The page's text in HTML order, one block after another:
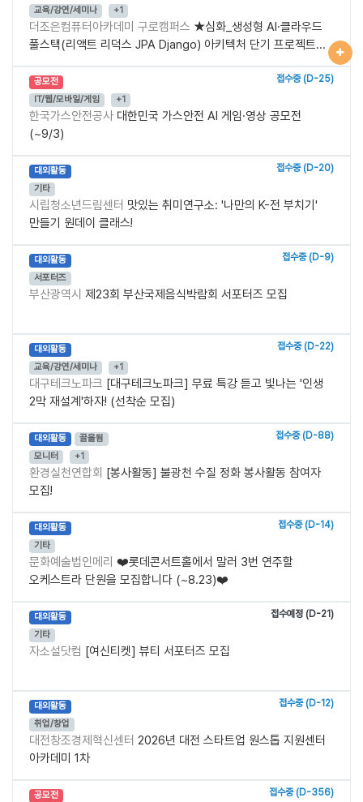
교육/강연/세미나
+1
더조은컴퓨터아카데미 구로캠퍼스 ★심화_생성형 AI·클라우드
풀스택(리액트 리덕스 JPA Django) 아키텍처 단기 프로젝트...
공모전
접수중 (D-25)
IT/웹/모바일/게임
+1
한국가스안전공사 대한민국 가스안전 AI 게임·영상 공모전
(~9/3)
대외활동
접수중 (D-20)
기타
시립청소년드림센터 맛있는 취미연구소: '나만의 K-전 부치기'
만들기 원데이 클래스!
대외활동
접수중 (D-9)
서포터즈
부산광역시 제23회 부산국제음식박람회 서포터즈 모집
대외활동
접수중 (D-22)
교육/강연/세미나
+1
대구테크노파크 [대구테크노파크] 무료 특강 듣고 빛나는 '인생
2막 재설계'하자! (선착순 모집)
대외활동 끌올됨
접수중 (D-88)
모니터
+1
환경실천연합회 [봉사활동] 불광천 수질 정화 봉사활동 참여자
모집!
대외활동
접수중 (D-14)
기타
문화예술법인메리 ❤️롯데콘서트홀에서 말러 3번 연주할
오케스트라 단원을 모집합니다 (~8.23)❤️
대외활동
접수예정 (D-21)
기타
자소설닷컴 [여신티켓] 뷰티 서포터즈 모집
대외활동
접수중 (D-12)
취업/창업
대전창조경제혁신센터 2026년 대전 스타트업 원스톱 지원센터
아카데미 1차
공모전
접수중 (D-356)